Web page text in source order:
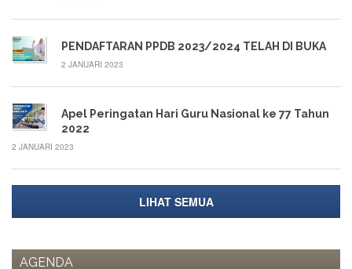
PENDAFTARAN PPDB 2023/2024 TELAH DI BUKA
2 JANUARI 2023
Apel Peringatan Hari Guru Nasional ke 77 Tahun
2022
2 JANUARI 2023
LIHAT SEMUA
AGENDA